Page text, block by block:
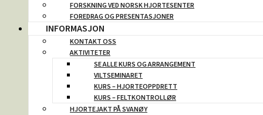
FORSKNING VED NORSK HJORTESENTER
FOREDRAG OG PRESENTASJONER
INFORMASJON
KONTAKT OSS
AKTIVITETER
SE ALLE KURS OG ARRANGEMENT
VILTSEMINARET
KURS – HJORTEOPPDRETT
KURS – FELTKONTROLLØR
HJORTEJAKT PÅ SVANØY